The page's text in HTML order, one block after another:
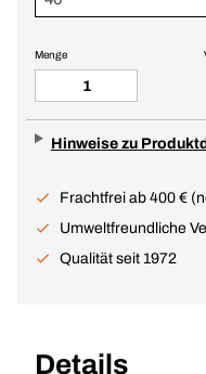
Menge
Hinweise zu
Frachtfrei ab 400 €
Umweltfreundliche
Qualität seit 1972
Details